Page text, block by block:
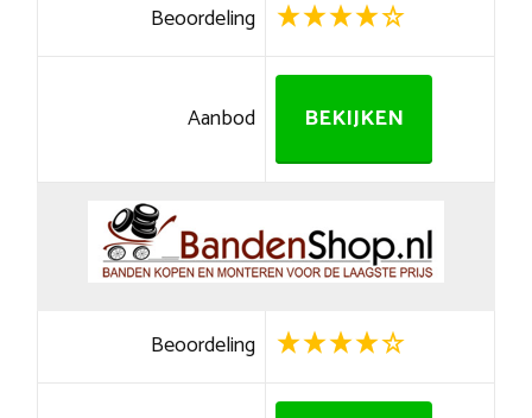
Beoordeling
Aanbod BEKIJKEN
Beoordeling